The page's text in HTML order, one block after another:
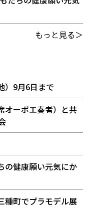
もっと見る＞
）9月6日まで
オーボエ奏者）と共
健康願い元気にか
町でプラモデル展